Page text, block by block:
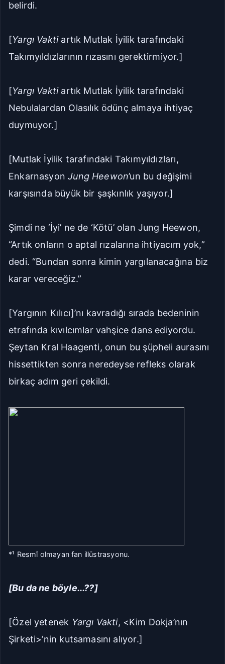
belirdi.
[Yargı Vaktiartık Mutlak İyilik tarafındaki
Takımyıldızlarının rızasını gerektirmiyor.]
[Yargı Vaktiartık Mutlak İyilik tarafındaki
Nebulalardan Olasılık ödünç almaya ihtiyaç
duymuyor.]
[Mutlak İyilik tarafındaki Takımyıldızları,
EnkarnasyonJung Heewon’un bu değişimi
karşısında büyük bir şaşkınlık yaşıyor.]
Şimdi ne ‘İyi’ ne de ‘Kötü’ olan Jung Heewon,
“Artık onların o aptal rızalarına ihtiyacım yok,”
dedi. “Bundan sonra kimin yargılanacağına biz
karar vereceğiz.”
[Yargının Kılıcı]’nı kavradığı sırada bedeninin
etrafında kıvılcımlar vahşice dans ediyordu.
Şeytan Kral Haagenti, onun bu şüpheli aurasını
hissettikten sonra neredeyse refleks olarak
birkaç adım geri çekildi.
*¹ Resmî olmayan fan illüstrasyonu.
[Bu da ne böyle...??]
[Özel yetenek Yargı Vakti, <Kim Dokja’nın
Şirketi>’nin kutsamasını alıyor.]